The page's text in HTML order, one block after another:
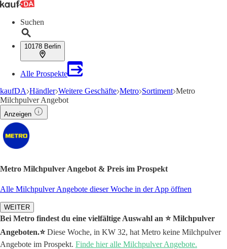
Suchen
10178 Berlin
Alle Prospekte
kaufDA Händler Weitere Geschäfte Metro Sortiment Metro
Milchpulver Angebot
Anzeigen
Metro Milchpulver Angebot & Preis im Prospekt
Alle Milchpulver Angebote dieser Woche in der App öffnen
WEITER
Bei Metro findest du eine vielfältige Auswahl an ⭐️ Milchpulver
Angeboten.⭐️Diese Woche, in KW 32, hat Metro keine Milchpulver
Angebote im Prospekt. Finde hier alle Milchpulver Angebote.